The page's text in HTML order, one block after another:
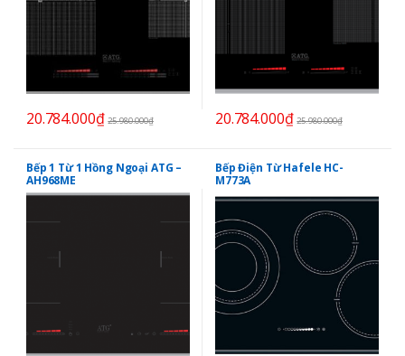
20.784.000₫ 25.980.000₫ 20.784.000₫ 25.980.000₫
Bếp 1 Từ 1 Hồng Ngoại ATG –
AH968ME
Bếp Điện Từ Hafele HC-
M773A